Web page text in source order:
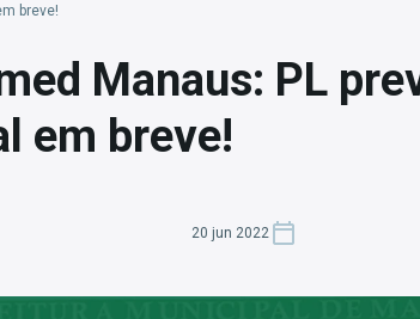
breve!
Manaus: PL
em breve!
20 jun 2022